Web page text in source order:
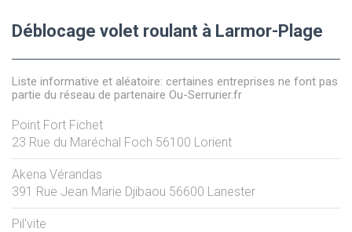
Déblocage volet roulant à Larmor-Plage
Liste informative et aléatoire: certaines entreprises ne font pas
partie du réseau de partenaire Ou-Serrurier.fr
Point Fort Fichet
23 Rue du Maréchal Foch 56100 Lorient
Akena Vérandas
391 Rue Jean Marie Djibaou 56600 Lanester
Pil'vite